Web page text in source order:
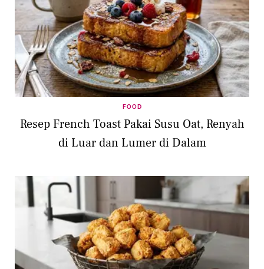
FOOD
Resep French Toast Pakai Susu Oat, Renyah
di Luar dan Lumer di Dalam